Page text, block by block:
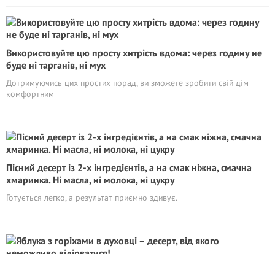
Використовуйте цю просту хитрість вдома: через годину не
буде ні тарганів, ні мух
Дотримуючись цих простих порад, ви зможете зробити свій дім
комфортним
Пісний десерт із 2-х інгредієнтів, а на смак ніжна, смачна
хмаринка. Ні масла, ні молока, ні цукру
Готується легко, а результат приємно здивує.